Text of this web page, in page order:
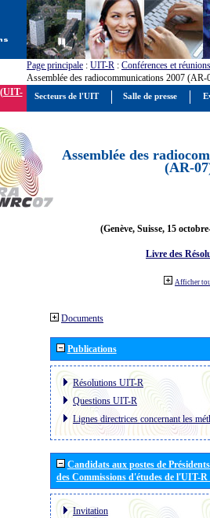
Page principale : UIT-R : Conférences et réunions
Assemblée des radiocommunications 2007 (AR-
Assemblée des
(AR-
(Genève, Suisse, 15
Livre des
Afficher
Documents
Publications
Résolutions UIT-R
Questions UIT-R
Lignes directrices concernant les
Candidats aux postes de
des Commissions d'études de l'UIT-
Invitation
Secteurs de l'UIT Salle de presse